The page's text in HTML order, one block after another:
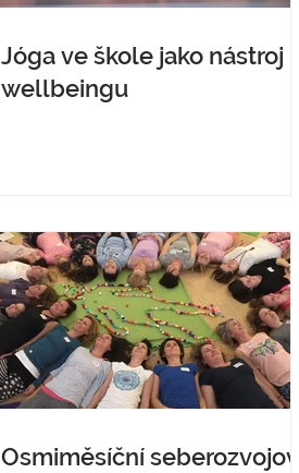
Jóga ve škole jako nástroj
wellbeingu
Osmiměsíční seberozvojový